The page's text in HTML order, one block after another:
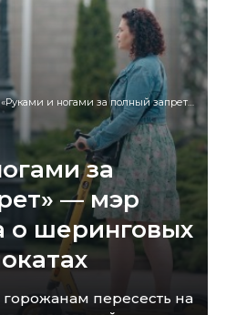
«Руками и ногами за полный запрет» — мэр Краснодара о шеринговых электросамокатах
за
— мэр
о шеринговых
пересесть на